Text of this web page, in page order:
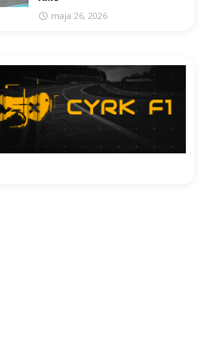
maja 26, 2026